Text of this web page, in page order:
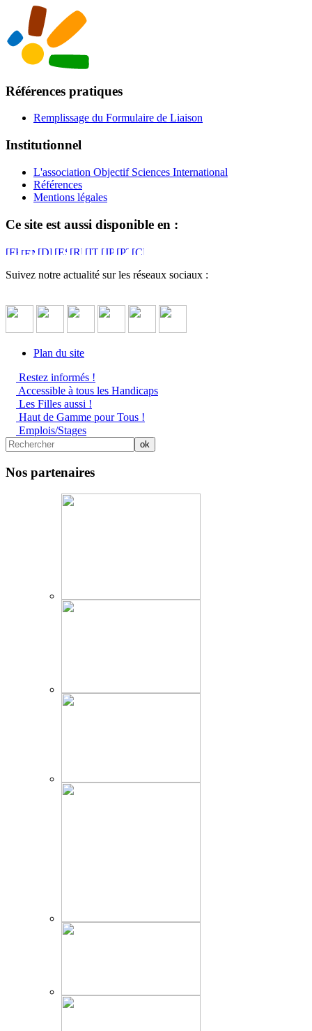
Références pratiques
Remplissage du Formulaire de Liaison
Institutionnel
L'association Objectif Sciences International
Références
Mentions légales
Ce site est aussi disponible en :
Suivez notre actualité sur les réseaux sociaux :
Plan du site
Restez informés !
Accessible à tous les Handicaps
Les Filles aussi !
Haut de Gamme pour Tous !
Emplois/Stages
Nos partenaires